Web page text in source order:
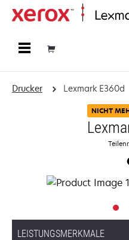
Drucker Lexmark E360d
NICHT
LEISTUNGSMERKMALE